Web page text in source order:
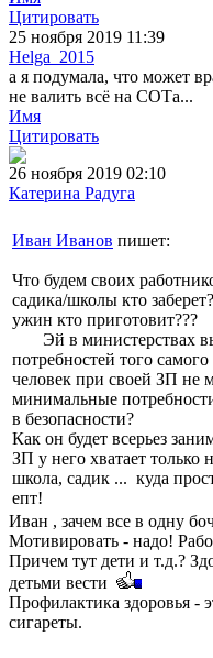
Цитировать
25 ноября 2019 11:39
Helga_2015
а я подумала, что может
не валить всё на СОТа...
Имя
Цитировать
26 ноября 2019 02:10
Катерина Радуга
Иван Иванов пишет:
Что будем своих
садика/школы кто
ужин кто приготовит???
Эй в министерствах вы
потребностей того
человек при своей ЗП не
минимальные
в безопасности?
Как он будет всерьез
ЗП у него хватает только
школа, садик ... куда
епт!
Иван , зачем все в одну
Мотивировать - надо!
Причем тут дети и т.д.?
детьми вести
Профилактика здоровья -
сигареты.